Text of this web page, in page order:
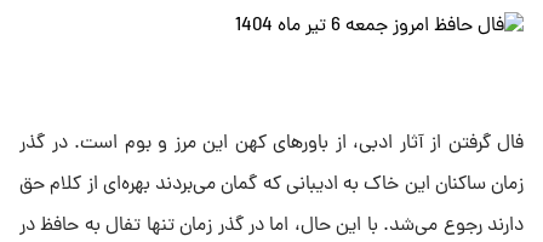
فال گرفتن از آثار ادبی، از باور‌های کهن این مرز و بوم است. در گذر
زمان ساکنان این خاک به ادیبانی که گمان می‌بردند بهره‌ای از کلام حق
دارند رجوع می‌شد. با این حال، اما در گذر زمان تنها تفال به حافظ در